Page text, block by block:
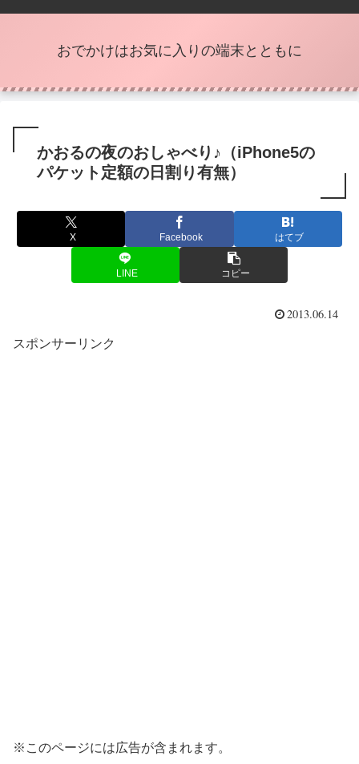
おでかけはお気に入りの端末とともに
かおるの夜のおしゃべり♪（iPhone5の
パケット定額の日割り有無）
X Facebook はてブ
LINE コピー
2013.06.14
スポンサーリンク
※このページには広告が含まれます。